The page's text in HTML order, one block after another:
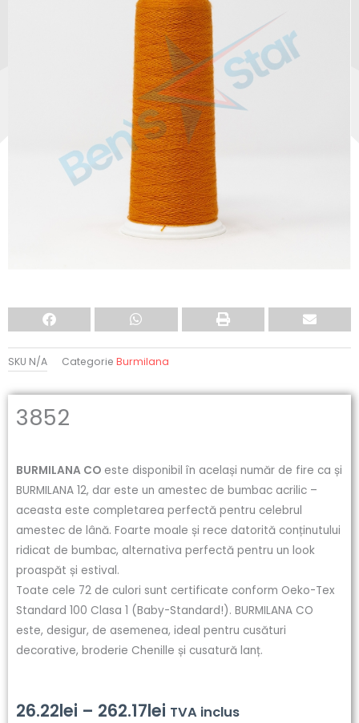
SKU N/A Categorie Burmilana
3852
BURMILANA CO este disponibil în același număr de fire ca și
BURMILANA 12, dar este un amestec de bumbac acrilic –
aceasta este completarea perfectă pentru celebrul
amestec de lână. Foarte moale și rece datorită conținutului
ridicat de bumbac, alternativa perfectă pentru un look
proaspăt și estival.
Toate cele 72 de culori sunt certificate conform Oeko-Tex
Standard 100 Clasa 1 (Baby-Standard!). BURMILANA CO
este, desigur, de asemenea, ideal pentru cusături
decorative, broderie Chenille și cusatură lanț.
26.22lei – 262.17lei Interval
TVA inclus